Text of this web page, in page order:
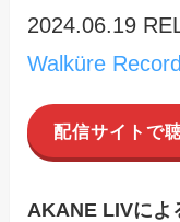
2024.06.19
Walküre
配信サイトで
AKANE LIVによ